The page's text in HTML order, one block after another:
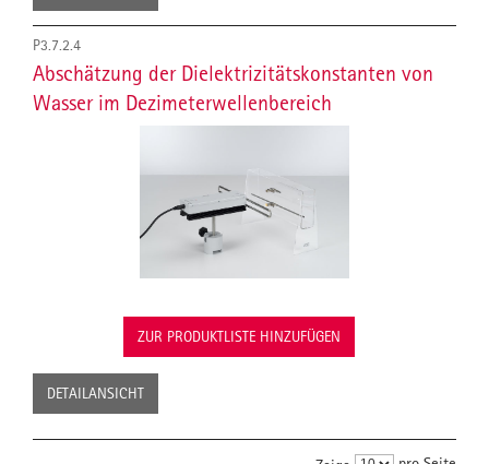
P3.7.2.4
Abschätzung der Dielektrizitätskonstanten von
Wasser im Dezimeterwellenbereich
ZUR PRODUKTLISTE HINZUFÜGEN
DETAILANSICHT